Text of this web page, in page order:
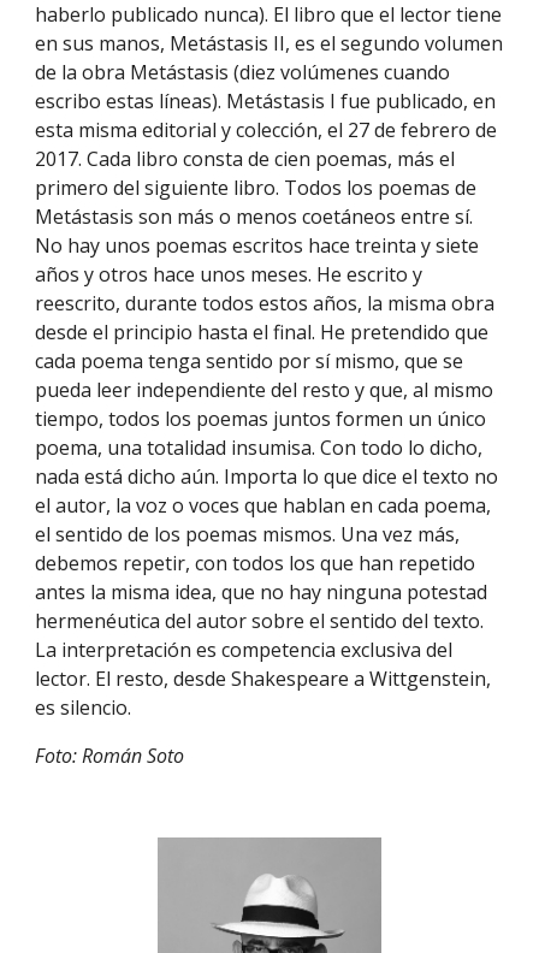
haberlo publicado nunca). El libro que el lector tiene
en sus manos, Metástasis II, es el segundo volumen
de la obra Metástasis (diez volúmenes cuando
escribo estas líneas). Metástasis I fue publicado, en
esta misma editorial y colección, el 27 de febrero de
2017. Cada libro consta de cien poemas, más el
primero del siguiente libro. Todos los poemas de
Metástasis son más o menos coetáneos entre sí.
No hay unos poemas escritos hace treinta y siete
años y otros hace unos meses. He escrito y
reescrito, durante todos estos años, la misma obra
desde el principio hasta el final. He pretendido que
cada poema tenga sentido por sí mismo, que se
pueda leer independiente del resto y que, al mismo
tiempo, todos los poemas juntos formen un único
poema, una totalidad insumisa. Con todo lo dicho,
nada está dicho aún. Importa lo que dice el texto no
el autor, la voz o voces que hablan en cada poema,
el sentido de los poemas mismos. Una vez más,
debemos repetir, con todos los que han repetido
antes la misma idea, que no hay ninguna potestad
hermenéutica del autor sobre el sentido del texto.
La interpretación es competencia exclusiva del
lector. El resto, desde Shakespeare a Wittgenstein,
es silencio.
Foto: Román Soto